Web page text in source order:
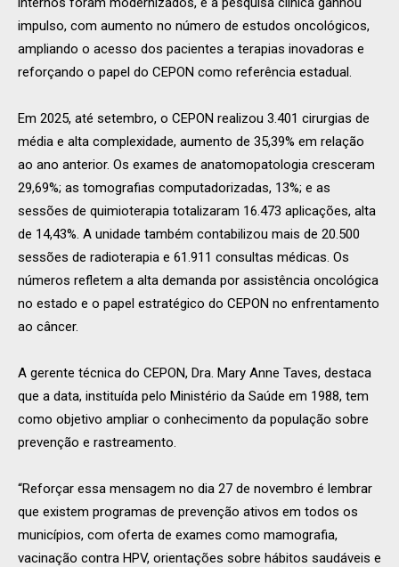
impulso, com aumento no número de estudos oncológicos,
ampliando o acesso dos pacientes a terapias inovadoras e
reforçando o papel do CEPON como referência estadual.
Em 2025, até setembro, o CEPON realizou 3.401 cirurgias de
média e alta complexidade, aumento de 35,39% em relação
ao ano anterior. Os exames de anatomopatologia cresceram
29,69%; as tomografias computadorizadas, 13%; e as
sessões de quimioterapia totalizaram 16.473 aplicações, alta
de 14,43%. A unidade também contabilizou mais de 20.500
sessões de radioterapia e 61.911 consultas médicas. Os
números refletem a alta demanda por assistência oncológica
no estado e o papel estratégico do CEPON no enfrentamento
ao câncer.
A gerente técnica do CEPON, Dra. Mary Anne Taves, destaca
que a data, instituída pelo Ministério da Saúde em 1988, tem
como objetivo ampliar o conhecimento da população sobre
prevenção e rastreamento.
“Reforçar essa mensagem no dia 27 de novembro é lembrar
que existem programas de prevenção ativos em todos os
municípios, com oferta de exames como mamografia,
vacinação contra HPV, orientações sobre hábitos saudáveis e